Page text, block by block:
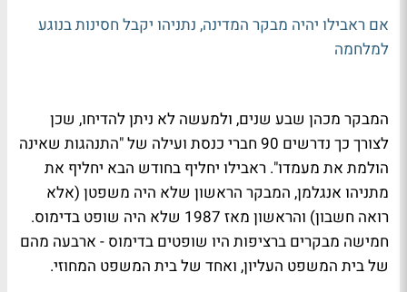
אם ראבילו יהיה מבקר המדינה, נתניהו יקבל חסינות בנוגע
למלחמה
המבקר מכהן שבע שנים, ולמעשה לא ניתן להדיחו, שכן
לצורך כך נדרשים 90 חברי כנסת ועילה של "התנהגות שאינה
הולמת את מעמדו". ראבילו יחליף בחודש הבא יחליף את
מתניהו אנגלמן, המבקר הראשון שלא היה משפטן (אלא
רואה חשבון) והראשון מאז 1987 שלא היה שופט בדימוס.
חמישה מבקרים ברציפות היו שופטים בדימוס - ארבעה מהם
של בית המשפט העליון, ואחד של בית המשפט המחוזי.